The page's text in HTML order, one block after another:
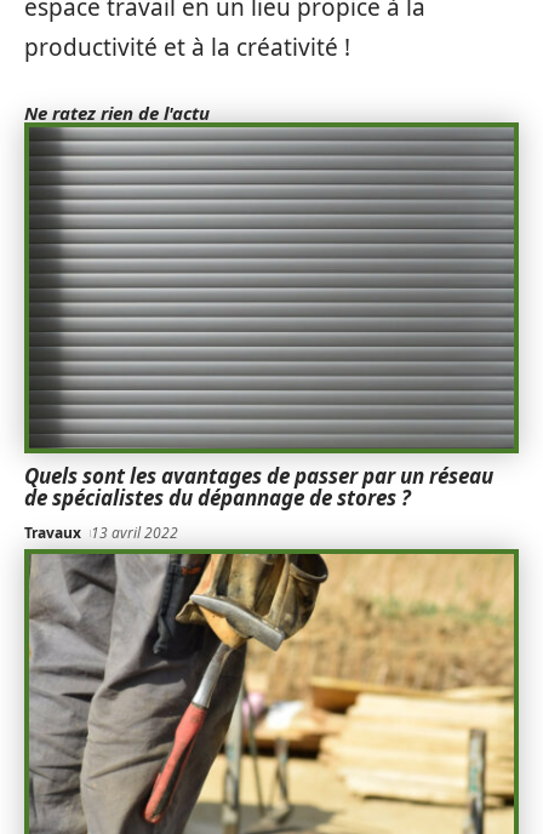
espace travail en un lieu propice à la
productivité et à la créativité !
Ne ratez rien de l'actu
Quels sont les avantages de passer par un réseau
de spécialistes du dépannage de stores ?
Travaux 13 avril 2022